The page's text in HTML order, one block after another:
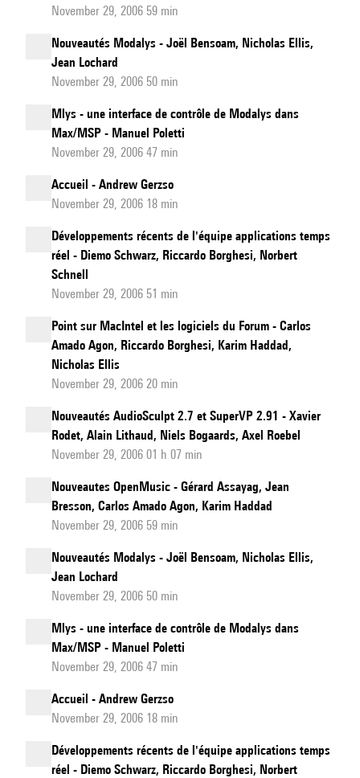
November 29, 2006 59 min
Nouveautés Modalys - Joël Bensoam, Nicholas Ellis,
Jean Lochard
November 29, 2006 50 min
Mlys - une interface de contrôle de Modalys dans
Max/MSP - Manuel Poletti
November 29, 2006 47 min
Accueil - Andrew Gerzso
November 29, 2006 18 min
Développements récents de l'équipe applications temps
réel - Diemo Schwarz, Riccardo Borghesi, Norbert
Schnell
November 29, 2006 51 min
Point sur MacIntel et les logiciels du Forum - Carlos
Amado Agon, Riccardo Borghesi, Karim Haddad,
Nicholas Ellis
November 29, 2006 20 min
Nouveautés AudioSculpt 2.7 et SuperVP 2.91 - Xavier
Rodet, Alain Lithaud, Niels Bogaards, Axel Roebel
November 29, 2006 01 h 07 min
Nouveautes OpenMusic - Gérard Assayag, Jean
Bresson, Carlos Amado Agon, Karim Haddad
November 29, 2006 59 min
Nouveautés Modalys - Joël Bensoam, Nicholas Ellis,
Jean Lochard
November 29, 2006 50 min
Mlys - une interface de contrôle de Modalys dans
Max/MSP - Manuel Poletti
November 29, 2006 47 min
Accueil - Andrew Gerzso
November 29, 2006 18 min
Développements récents de l'équipe applications temps
réel - Diemo Schwarz, Riccardo Borghesi, Norbert